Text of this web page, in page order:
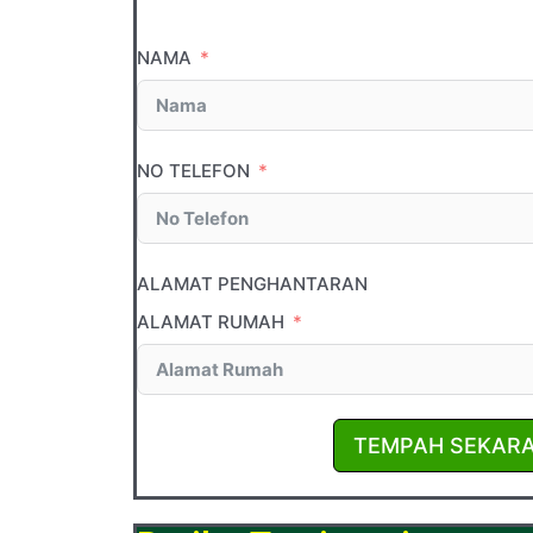
NAMA
NO TELEFON
ALAMAT PENGHANTARAN
ALAMAT RUMAH
TEMPAH